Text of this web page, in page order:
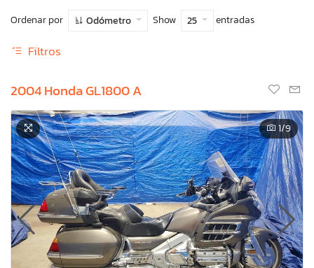
Ordenar por
Odómetro Show 25 entradas
Filtros
2004 Honda GL1800 A
1/9